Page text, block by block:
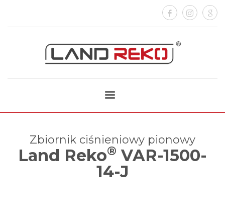
Zbiornik ciśnieniowy pionowy
Land Reko® VAR-1500-
14-J